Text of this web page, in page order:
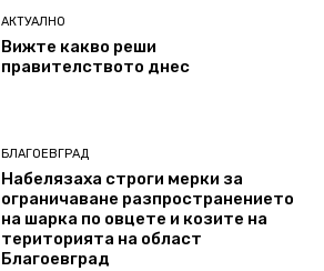
АКТУАЛНО
Вижте какво реши
правителството днес
БЛАГОЕВГРАД
Набелязаха строги мерки за
ограничаване разпространението
на шарка по овцете и козите на
територията на област
Благоевград